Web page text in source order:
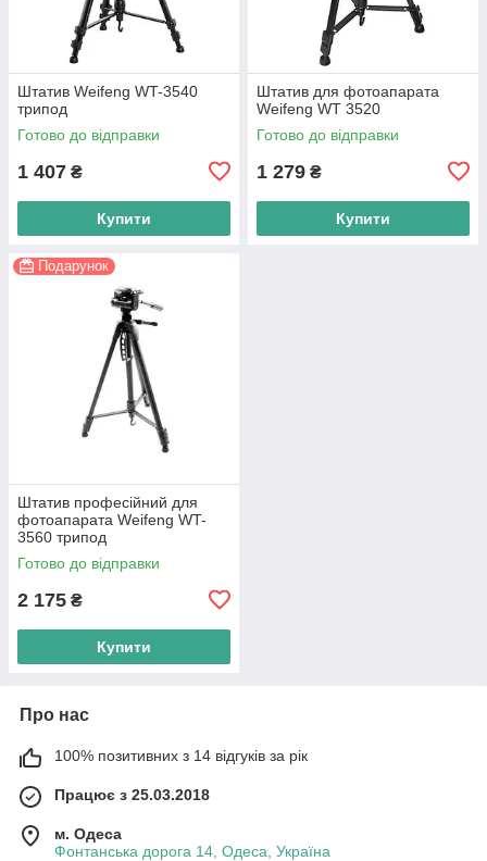
Штатив Weifeng WT-3540
трипод
Готово до відправки
1 407 ₴
Купити
Штатив для фотоапарата
Weifeng WT 3520
Готово до відправки
1 279 ₴
Купити
Подарунок
Штатив професійний для
фотоапарата Weifeng WT-
3560 трипод
Готово до відправки
2 175 ₴
Купити
Про нас
100% позитивних з 14 відгуків за рік
Працює з 25.03.2018
м. Одеса
Фонтанська дорога 14, Одеса, Україна